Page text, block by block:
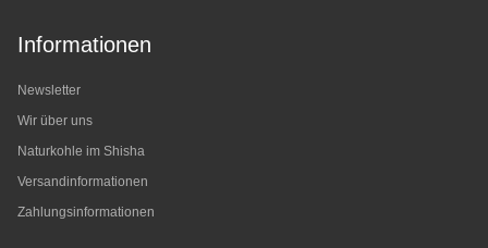
Informationen
Newsletter
Wir über uns
Naturkohle im Shisha
Versandinformationen
Zahlungsinformationen